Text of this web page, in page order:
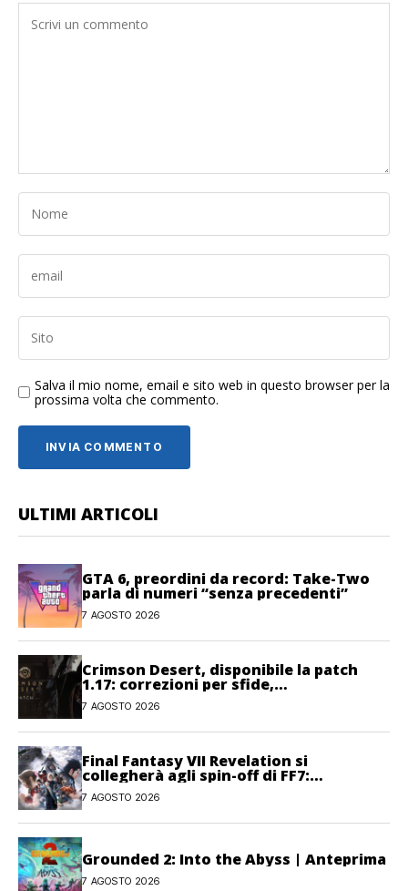
Salva il mio nome, email e sito web in questo browser per la
prossima volta che commento.
ULTIMI ARTICOLI
GTA 6, preordini da record: Take-Two
parla di numeri “senza precedenti”
7 AGOSTO 2026
Crimson Desert, disponibile la patch
1.17: correzioni per sfide,
combattimento e interfaccia
7 AGOSTO 2026
Final Fantasy VII Revelation si
collegherà agli spin-off di FF7:
Hamaguchi non si pone limiti
7 AGOSTO 2026
Grounded 2: Into the Abyss | Anteprima
7 AGOSTO 2026